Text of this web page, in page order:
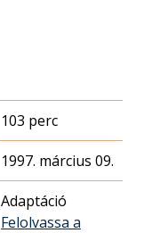
103 perc
1997. március 09.
Adaptáció
Felolvassa a